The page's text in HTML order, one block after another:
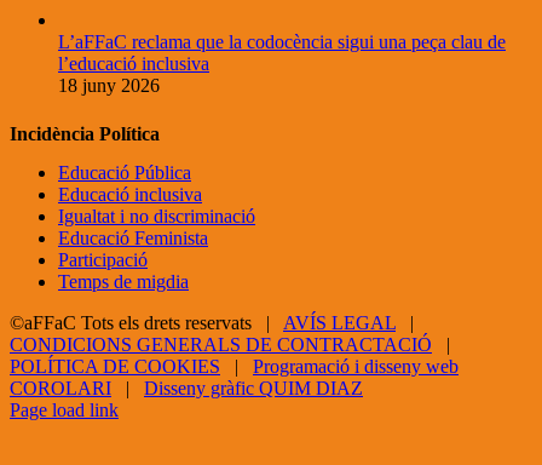
L’aFFaC reclama que la codocència sigui una peça clau de
l’educació inclusiva
18 juny 2026
Incidència Política
Educació Pública
Educació inclusiva
Igualtat i no discriminació
Educació Feminista
Participació
Temps de migdia
©aFFaC Tots els drets reservats | AVÍS LEGAL |
CONDICIONS GENERALS DE CONTRACTACIÓ |
POLÍTICA DE COOKIES | Programació i disseny web
COROLARI | Disseny gràfic QUIM DIAZ
Facebook
X
YouTube
Page load link